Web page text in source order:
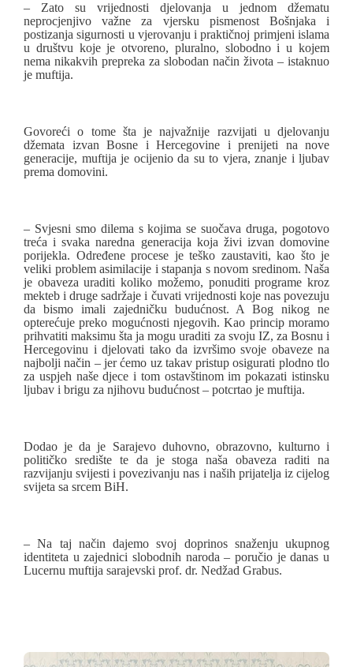
– Zato su vrijednosti djelovanja u jednom džematu
neprocjenjivo važne za vjersku pismenost Bošnjaka i
postizanja sigurnosti u vjerovanju i praktičnoj primjeni islama
u društvu koje je otvoreno, pluralno, slobodno i u kojem
nema nikakvih prepreka za slobodan način života – istaknuo
je muftija.
Govoreći o tome šta je najvažnije razvijati u djelovanju
džemata izvan Bosne i Hercegovine i prenijeti na nove
generacije, muftija je ocijenio da su to vjera, znanje i ljubav
prema domovini.
– Svjesni smo dilema s kojima se suočava druga, pogotovo
treća i svaka naredna generacija koja živi izvan domovine
porijekla. Određene procese je teško zaustaviti, kao što je
veliki problem asimilacije i stapanja s novom sredinom. Naša
je obaveza uraditi koliko možemo, ponuditi programe kroz
mekteb i druge sadržaje i čuvati vrijednosti koje nas povezuju
da bismo imali zajedničku budućnost. A Bog nikog ne
opterećuje preko mogućnosti njegovih. Kao princip moramo
prihvatiti maksimu šta ja mogu uraditi za svoju IZ, za Bosnu i
Hercegovinu i djelovati tako da izvršimo svoje obaveze na
najbolji način – jer ćemo uz takav pristup osigurati plodno tlo
za uspjeh naše djece i tom ostavštinom im pokazati istinsku
ljubav i brigu za njihovu budućnost – potcrtao je muftija.
Dodao je da je Sarajevo duhovno, obrazovno, kulturno i
političko središte te da je stoga naša obaveza raditi na
razvijanju svijesti i povezivanju nas i naših prijatelja iz cijelog
svijeta sa srcem BiH.
– Na taj način dajemo svoj doprinos snaženju ukupnog
identiteta u zajednici slobodnih naroda – poručio je danas u
Lucernu muftija sarajevski prof. dr. Nedžad Grabus.